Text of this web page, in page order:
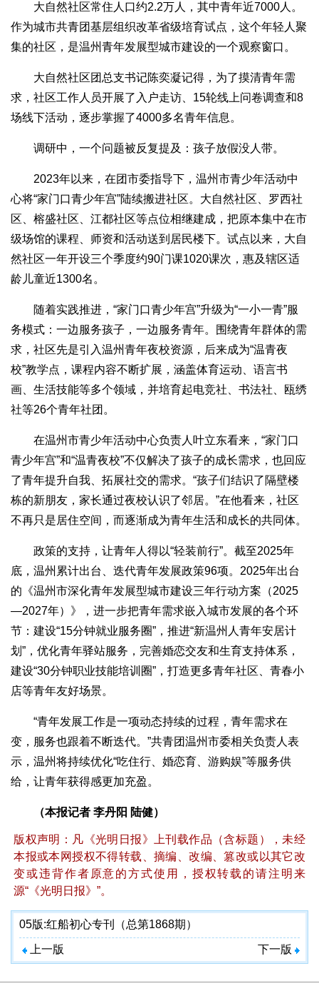
大自然社区常住人口约2.2万人，其中青年近7000人。
作为城市共青团基层组织改革省级培育试点，这个年轻人聚
集的社区，是温州青年发展型城市建设的一个观察窗口。
大自然社区团总支书记陈奕凝记得，为了摸清青年需
求，社区工作人员开展了入户走访、15轮线上问卷调查和8
场线下活动，逐步掌握了4000多名青年信息。
调研中，一个问题被反复提及：孩子放假没人带。
2023年以来，在团市委指导下，温州市青少年活动中
心将“家门口青少年宫”陆续搬进社区。大自然社区、罗西社
区、榕盛社区、江都社区等点位相继建成，把原本集中在市
级场馆的课程、师资和活动送到居民楼下。试点以来，大自
然社区一年开设三个季度约90门课1020课次，惠及辖区适
龄儿童近1300名。
随着实践推进，“家门口青少年宫”升级为“一小一青”服
务模式：一边服务孩子，一边服务青年。围绕青年群体的需
求，社区先是引入温州青年夜校资源，后来成为“温青夜
校”教学点，课程内容不断扩展，涵盖体育运动、语言书
画、生活技能等多个领域，并培育起电竞社、书法社、瓯绣
社等26个青年社团。
在温州市青少年活动中心负责人叶立东看来，“家门口
青少年宫”和“温青夜校”不仅解决了孩子的成长需求，也回应
了青年提升自我、拓展社交的需求。“孩子们结识了隔壁楼
栋的新朋友，家长通过夜校认识了邻居。”在他看来，社区
不再只是居住空间，而逐渐成为青年生活和成长的共同体。
政策的支持，让青年人得以“轻装前行”。截至2025年
底，温州累计出台、迭代青年发展政策96项。2025年出台
的《温州市深化青年发展型城市建设三年行动方案（2025
—2027年）》，进一步把青年需求嵌入城市发展的各个环
节：建设“15分钟就业服务圈”，推进“新温州人青年安居计
划”，优化青年驿站服务，完善婚恋交友和生育支持体系，
建设“30分钟职业技能培训圈”，打造更多青年社区、青春小
店等青年友好场景。
“青年发展工作是一项动态持续的过程，青年需求在
变，服务也跟着不断迭代。”共青团温州市委相关负责人表
示，温州将持续优化“吃住行、婚恋育、游购娱”等服务供
给，让青年获得感更加充盈。
（本报记者 李丹阳 陆健）
版权声明：凡《光明日报》上刊载作品（含标题），未经
本报或本网授权不得转载、摘编、改编、篡改或以其它改
变或违背作者原意的方式使用，授权转载的请注明来
源“《光明日报》”。
05版:红船初心专刊（总第1868期）
上一版 下一版